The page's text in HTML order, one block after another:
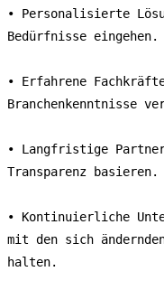
• Personalisierte
Bedürfnisse eingehen.
• Erfahrene
Branchenkenntnisse
• Langfristige
Transparenz basieren.
• Kontinuierliche
mit den sich
halten.